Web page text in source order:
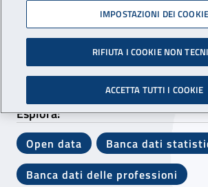
statistici elaborati dall’Inail e
secondo diverse banche dati alla
consultazione si rimanda per
Esplora:
Open data
Banca dati
Banca dati delle professioni
IMPOSTAZIONI DEI COOKIE
RIFIUTA I COOKIE NON
ACCETTA TUTTI I COOKIE